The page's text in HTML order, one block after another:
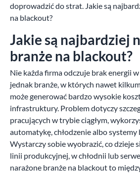
doprowadzić do strat. Jakie są
na blackout?
Jakie są najbardziej
branże na blackout?
Nie każda firma odczuje brak energii
jednak branże, w których nawet
może generować bardzo wysokie
infrastruktury. Problem dotyczy
pracujących w trybie ciągłym,
automatykę, chłodzenie albo systemy
Wystarczy sobie wyobrazić, co dzieje
linii produkcyjnej, w chłodnii lub
narażone branże na blackout to